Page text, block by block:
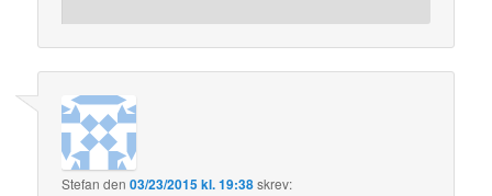
Stefan den03/23/2015 kl. 19:38skrev: